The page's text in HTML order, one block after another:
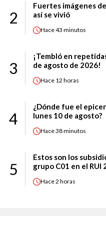
2
Fuertes imágenes
así se vivió
Hace43 minutos
3
¡Tembló en
de agosto de 2026!
Hace 12 horas
4
¿Dónde fue el
lunes 10 de agosto?
Hace38 minutos
5
Estos son los
grupo C01 en el
Hace2 horas